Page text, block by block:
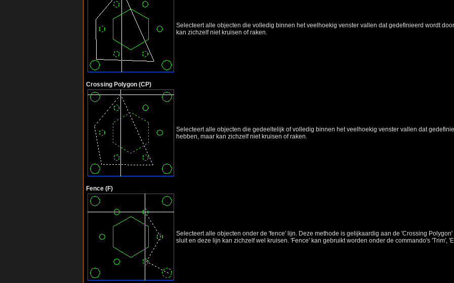
Selecteert alle objecten die volledig binnen het veelhoekig venster vallen dat gedefinieerd wordt
kan zichzelf niet kruisen of raken.
Crossing Polygon (CP)
Selecteert alle objecten die gedeeltelijk of volledig binnen het veelhoekig venster vallen dat
hebben, maar kan zichzelf niet kruisen of raken.
Fence (F)
Selecteert alle objecten onder de 'fence' lijn. Deze methode is gelijkaardig aan de 'Crossing
sluit en deze lijn kan zichzelf wel kruisen. 'Fence' kan gebruikt worden onder de commando's 'Trim',